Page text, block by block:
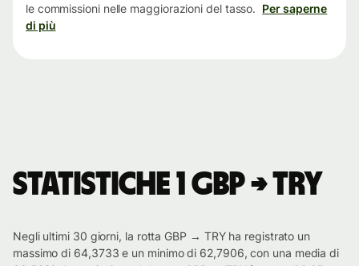
le commissioni nelle maggiorazioni del tasso. Per saperne
di più
Statistiche 1 GBP → TRY
Negli ultimi 30 giorni, la rotta GBP → TRY ha registrato un
massimo di 64,3733 e un minimo di 62,7906, con una media di